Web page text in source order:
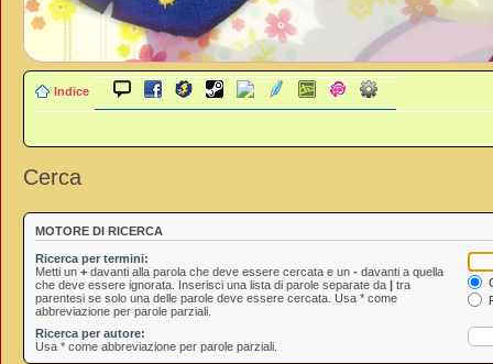
Indice
Cerca
MOTORE DI RICERCA
Ricerca per termini:
Metti un + davanti alla parola che deve essere cercata e un - davanti a quella
che deve essere ignorata. Inserisci una lista di parole separate da | tra
parentesi se solo una delle parole deve essere cercata. Usa * come
abbreviazione per parole parziali.
Ricerca per autore:
Usa * come abbreviazione per parole parziali.